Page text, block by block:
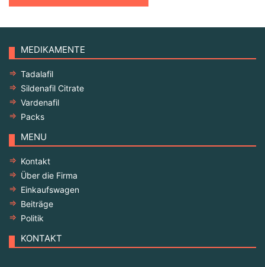
MEDIKAMENTE
Tadalafil
Sildenafil Citrate
Vardenafil
Packs
MENU
Kontakt
Über die Firma
Einkaufswagen
Beiträge
Politik
KONTAKT